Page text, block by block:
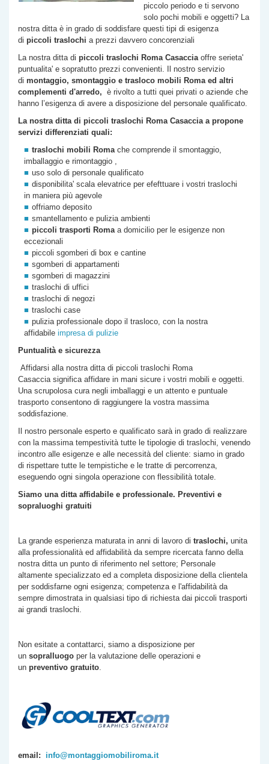
piccolo periodo e ti servono
solo pochi mobili e oggetti? La
nostra ditta è in grado di soddisfare questi tipi di esigenza
di piccoli traslochi a prezzi davvero concorenziali
La nostra ditta di piccoli traslochi Roma Casacciaoffre serieta'
puntualita' e sopratutto prezzi convenienti. Il nostro servizio
di montaggio, smontaggio e trasloco mobili Roma ed altri
complementi d'arredo, è rivolto a tutti quei privati o aziende che
hanno l’esigenza di avere a disposizione del personale qualificato.
La nostra ditta di piccoli traslochi Roma Casacciaa propone
servizi differenziati quali:
traslochi mobili Romache comprende il smontaggio,
imballaggio e rimontaggio ,
uso solo di personale qualificato
disponibilita' scala elevatrice per efefttuare i vostri traslochi
in maniera più agevole
offriamo deposito
smantellamento e pulizia ambienti
piccoli trasporti Romaa domicilio per le esigenze non
eccezionali
piccoli sgomberi di box e cantine
sgomberi di appartamenti
sgomberi di magazzini
traslochi di uffici
traslochi di negozi
traslochi case
pulizia professionale dopo il trasloco, con la nostra
affidabile impresa di pulizie
Puntualità e sicurezza
Affidarsi alla nostra ditta di piccoli traslochi Roma
Casaccia significa affidare in mani sicure i vostri mobili e oggetti.
Una scrupolosa cura negli imballaggi e un attento e puntuale
trasporto consentono di raggiungere la vostra massima
soddisfazione.
Il nostro personale esperto e qualificato sarà in grado di realizzare
con la massima tempestività tutte le tipologie di traslochi, venendo
incontro alle esigenze e alle necessità del cliente: siamo in grado
di rispettare tutte le tempistiche e le tratte di percorrenza,
eseguendo ogni singola operazione con flessibilità totale.
Siamo una ditta affidabile e professionale. Preventivi e
sopraluoghi gratuiti
La grande esperienza maturata in anni di lavoro di traslochi, unita
alla professionalità ed affidabilità da sempre ricercata fanno della
nostra ditta un punto di riferimento nel settore; Personale
altamente specializzato ed a completa disposizione della clientela
per soddisfarne ogni esigenza; competenza e l'affidabilità da
sempre dimostrata in qualsiasi tipo di richiesta dai piccoli trasporti
ai grandi traslochi.
Non esitate a contattarci, siamo a disposizione per
un sopralluogo per la valutazione delle operazioni e
un preventivo gratuito.
email: info@montaggiomobiliroma.it